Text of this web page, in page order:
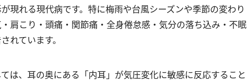
現れる現代病です。特に梅雨や台風シーズンや季節の変わり
肩こり・頭痛・関節痛・全身倦怠感・気分の落ち込み・不眠
れています。
は、耳の奥にある「内耳」が気圧変化に敏感に反応すること